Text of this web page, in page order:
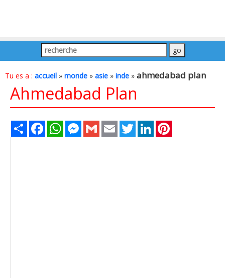
Tu es a : accueil » monde » asie » inde » ahmedabad plan
Ahmedabad Plan
Share FacebookWhatsAppMessenger
Gmail Email TwitterLinkedIn